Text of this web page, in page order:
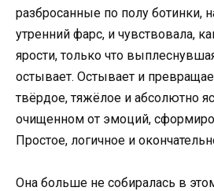
разбросанные по полу ботинки,
утренний фарс, и чувствовала,
ярости, только что
остывает. Остывает и
твёрдое, тяжёлое и абсолютно
очищенном от эмоций,
Простое, логичное и
Она больше не собиралась в